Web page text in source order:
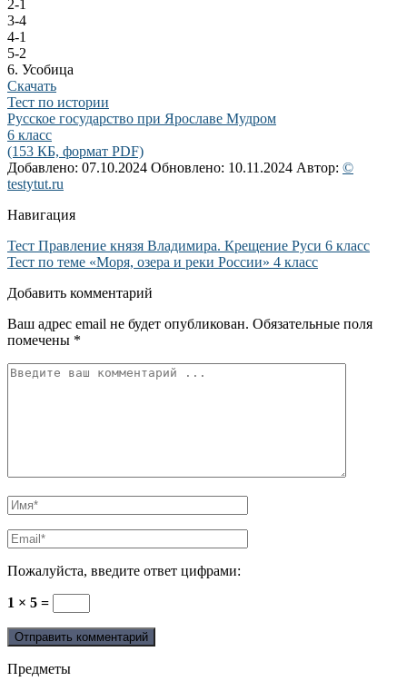
2-1
3-4
4-1
5-2
6. Усобица
Скачать
Тест по истории
Русское государство при Ярославе Мудром
6 класс
(153 КБ, формат PDF)
Добавлено: 07.10.2024 Обновлено: 10.11.2024 Автор: ©
testytut.ru
Навигация
Тест Правление князя Владимира. Крещение Руси 6 класс
Тест по теме «Моря, озера и реки России» 4 класс
Добавить комментарий
Ваш адрес email не будет опубликован. Обязательные поля
помечены *
Пожалуйста, введите ответ цифрами:
1 × 5 =
Предметы